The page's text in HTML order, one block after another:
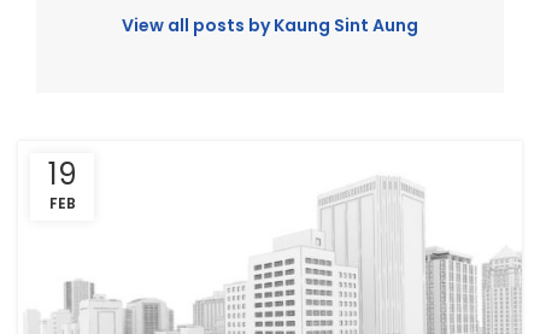
View all posts by Kaung Sint Aung
19
FEB